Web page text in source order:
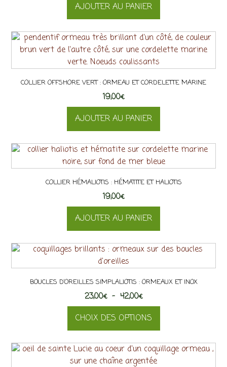
AJOUTER AU PANIER
COLLIER OFFSHORE VERT : ORMEAU ET CORDELETTE MARINE
19,00€
AJOUTER AU PANIER
COLLIER HÉMALIOTIS : HÉMATITE ET HALIOTIS
19,00€
AJOUTER AU PANIER
BOUCLES D’OREILLES SIMPLALIOTIS : ORMEAUX ET INOX
23,00€ – 42,00€Plage
de
prix :
23,00€
à
42,00€
CHOIX DES OPTIONS
produit
a